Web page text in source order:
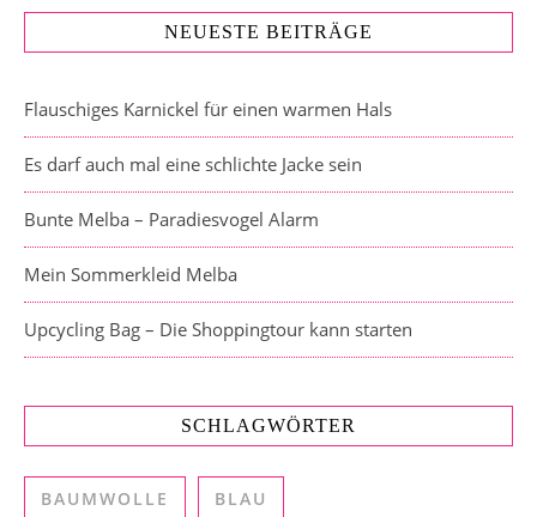
NEUESTE BEITRÄGE
Flauschiges Karnickel für einen warmen Hals
Es darf auch mal eine schlichte Jacke sein
Bunte Melba – Paradiesvogel Alarm
Mein Sommerkleid Melba
Upcycling Bag – Die Shoppingtour kann starten
SCHLAGWÖRTER
BAUMWOLLE BLAU